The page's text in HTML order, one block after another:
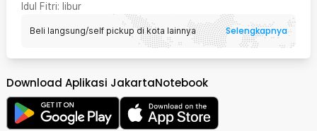
Idul Fitri: libur
Beli langsung/self pickup di kota lainnya Selengkapnya
Download Aplikasi JakartaNotebook